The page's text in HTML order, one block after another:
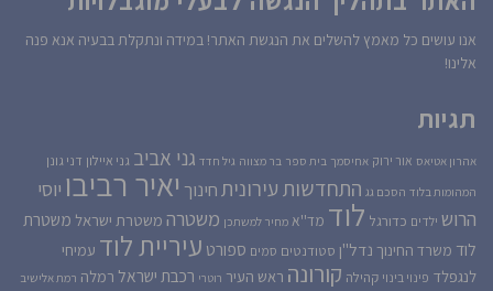
אנו עושים כל מאמץ להשלים את הנגשת האתר! במידה ונתקלת בבעיה אנא פנה
אלינו!
תגיות
אהרון אטיאס אור ירוק אחיסמך בית ספר בר מצווה גיל חדד גני אביב גני איילון דני גונן
המהומות בלוד הסכם גג התחדשות עירוניתחינוך יאיר רביבו יוסי
הרוש ילדים כדורגל לוד מד''א מחיר למשתכן משטרה משטרת ישראל משטרת
לוד משרד החינוך נדל''ן סטודנטים סמים ספורט עיריית לוד עמיחי
לנגפלד פינוי בינוי קהילה קורונה ראש העיר רוטרי רכבת ישראל רמלה רמת אלישיב